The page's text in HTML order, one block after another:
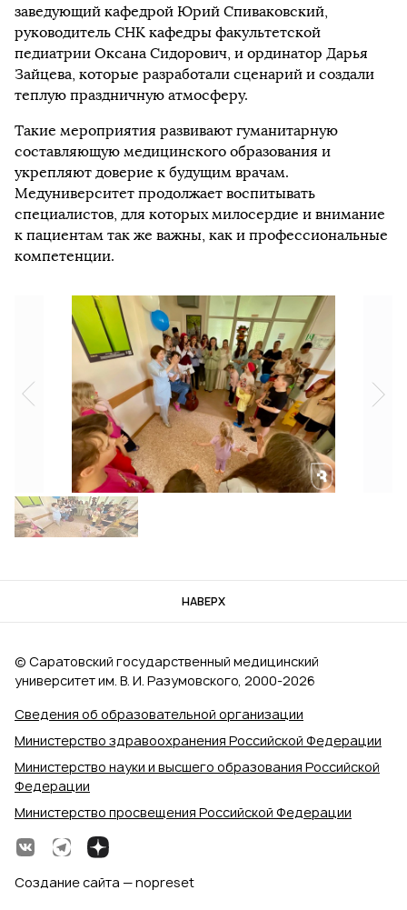
заведующий кафедрой Юрий Спиваковский,
руководитель СНК кафедры факультетской
педиатрии Оксана Сидорович, и ординатор Дарья
Зайцева, которые разработали сценарий и создали
теплую праздничную атмосферу.
Такие мероприятия развивают гуманитарную
составляющую медицинского образования и
укрепляют доверие к будущим врачам.
Медуниверситет продолжает воспитывать
специалистов, для которых милосердие и внимание
к пациентам так же важны, как и профессиональные
компетенции.
НАВЕРХ
Сведения об образовательной организации
Министерство здравоохранения Российской Федерации
Министерство науки и высшего образования Российской
Федерации
Министерство просвещения Российской Федерации
© Саратовский государственный медицинский
университет им. В. И. Разумовского, 2000‑2026
Создание сайта — nopreset